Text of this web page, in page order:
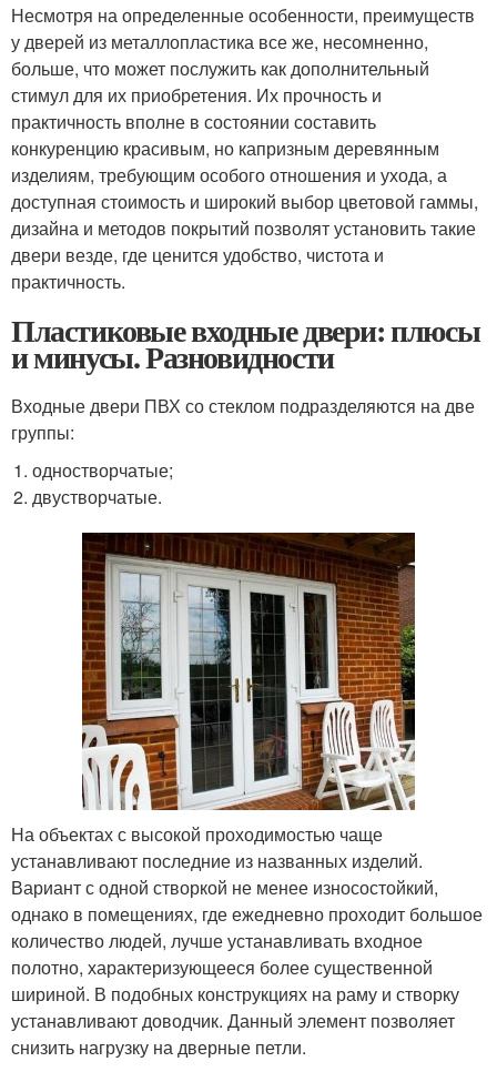
Несмотря на определенные особенности, преимуществ
у дверей из металлопластика все же, несомненно,
больше, что может послужить как дополнительный
стимул для их приобретения. Их прочность и
практичность вполне в состоянии составить
конкуренцию красивым, но капризным деревянным
изделиям, требующим особого отношения и ухода, а
доступная стоимость и широкий выбор цветовой гаммы,
дизайна и методов покрытий позволят установить такие
двери везде, где ценится удобство, чистота и
практичность.
Пластиковые входные двери: плюсы
и минусы. Разновидности
Входные двери ПВХ со стеклом подразделяются на две
группы:
одностворчатые;
двустворчатые.
На объектах с высокой проходимостью чаще
устанавливают последние из названных изделий.
Вариант с одной створкой не менее износостойкий,
однако в помещениях, где ежедневно проходит большое
количество людей, лучше устанавливать входное
полотно, характеризующееся более существенной
шириной. В подобных конструкциях на раму и створку
устанавливают доводчик. Данный элемент позволяет
снизить нагрузку на дверные петли.